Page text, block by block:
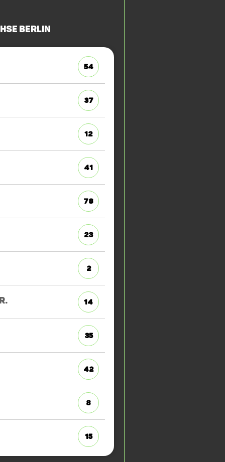
Berlin
54
37
12
41
78
23
2
14
35
42
8
15